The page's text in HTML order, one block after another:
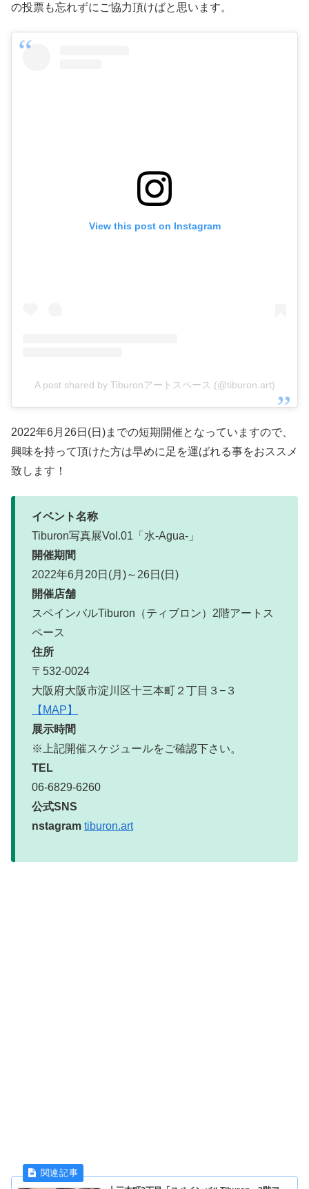
の投票も忘れずにご協力頂けばと思います。
View this post on Instagram
A post shared by Tiburonアートスペース (@tiburon.art)
2022年6月26日(日)までの短期開催となっていますので、
興味を持って頂けた方は早めに足を運ばれる事をおススメ
致します！
イベント名称
Tiburon写真展Vol.01「水-Agua-」
開催期間
2022年6月20日(月)～26日(日)
開催店舗
スペインバルTiburon（ティブロン）2階アートス
ペース
住所
〒532-0024
大阪府大阪市淀川区十三本町２丁目３−３
【MAP】
展示時間
※上記開催スケジュールをご確認下さい。
TEL
06-6829-6260
公式SNS
nstagram tiburon.art